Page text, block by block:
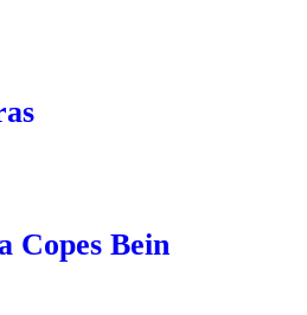
Copes Bein